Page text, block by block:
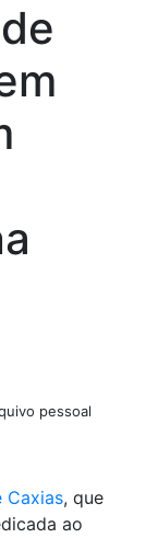
pessoal
Caxias, que
ao